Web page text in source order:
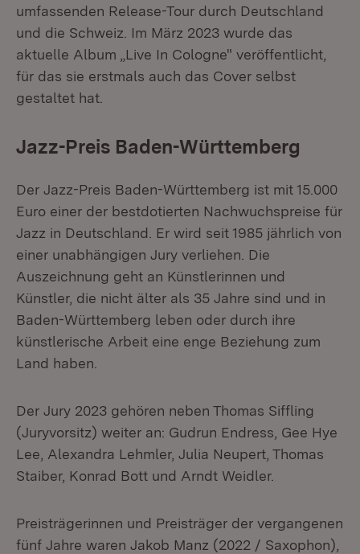
umfassenden Release-Tour durch Deutschland
und die Schweiz. Im März 2023 wurde das
aktuelle Album „Live In Cologne" veröffentlicht,
für das sie erstmals auch das Cover selbst
gestaltet hat.
Jazz-Preis Baden-Württemberg
Der Jazz-Preis Baden-Württemberg ist mit 15.000
Euro einer der bestdotierten Nachwuchspreise für
Jazz in Deutschland. Er wird seit 1985 jährlich von
einer unabhängigen Jury verliehen. Die
Auszeichnung geht an Künstlerinnen und
Künstler, die nicht älter als 35 Jahre sind und in
Baden-Württemberg leben oder durch ihre
künstlerische Arbeit eine enge Beziehung zum
Land haben.
Der Jury 2023 gehören neben Thomas Siffling
(Juryvorsitz) weiter an: Gudrun Endress, Gee Hye
Lee, Alexandra Lehmler, Julia Neupert, Thomas
Staiber, Konrad Bott und Arndt Weidler.
Preisträgerinnen und Preisträger der vergangenen
fünf Jahre waren Jakob Manz (2022 / Saxophon),